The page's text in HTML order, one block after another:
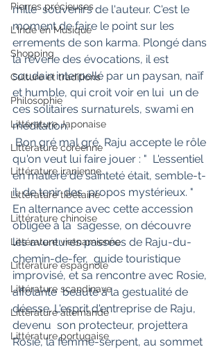
Pierres précieuses
L'Inde en Musique
Shopping
Culture et traditions
Philosophie
Littérature Japonaise
Littérature coréenne
Littérature iranienne
Littérature tibétaine
Littérature chinoise
Littérature vietnamienne
Littérature espagnole
Littérature scandinave
Littérature allemande
Littérature portugaise
mille  souvenirs de l'auteur. C'est le
moment de faire le point sur les
errements de son karma. Plongé dans
la rêverie des évocations, il est
soudain interpellé par un paysan, naïf
et humble, qui croit voir en lui  un de
ces solitaires surnaturels, swami en
méditation.
qu'on veut lui faire jouer : "  L'essentiel
en matière de sainteté était, semble-t-
il, de tenir des  propos mystérieux. "
En alternance avec cette accession
obligée à la  sagesse, on découvre
les aventures passées de Raju-du-
chemin-de-fer,  guide touristique
improvisé, et sa rencontre avec Rosie,
affolante  beauté à la gestualité de
déesse. L'esprit d'entreprise de Raju,
devenu  son protecteur, projettera
Rosie, la femme-serpent, au sommet